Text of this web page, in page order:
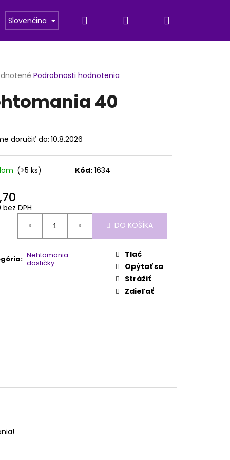
Fotogaleria
Slovenčina Hľadať Prihlásenie
Podrobnosti hodnotenia
40
doručiť do: 10.8.2026
(>5 ks) Kód: 1634
bez DPH
DO KOŠÍKA
: Nehtomania
dostičky
Tlač
Opýtať sa
Strážiť
Zdieľať